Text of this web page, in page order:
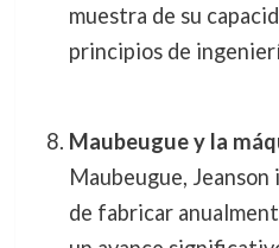
muestra de su
principios de
Maubeugue y la
Maubeugue, Jeanson
de fabricar